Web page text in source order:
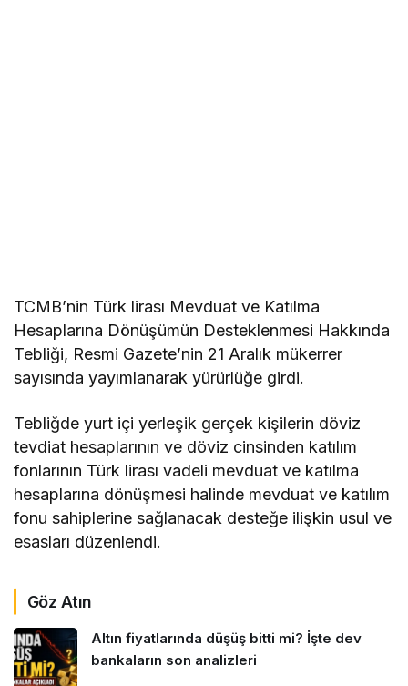
TCMB’nin Türk lirası Mevduat ve Katılma
Hesaplarına Dönüşümün Desteklenmesi Hakkında
Tebliği, Resmi Gazete’nin 21 Aralık mükerrer
sayısında yayımlanarak yürürlüğe girdi.
Tebliğde yurt içi yerleşik gerçek kişilerin döviz
tevdiat hesaplarının ve döviz cinsinden katılım
fonlarının Türk lirası vadeli mevduat ve katılma
hesaplarına dönüşmesi halinde mevduat ve katılım
fonu sahiplerine sağlanacak desteğe ilişkin usul ve
esasları düzenlendi.
Göz Atın
Altın fiyatlarında düşüş bitti mi? İşte dev
bankaların son analizleri